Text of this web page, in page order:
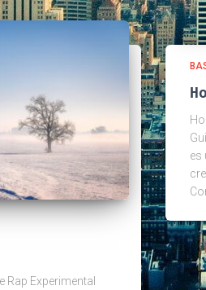
Rap Experimental
es